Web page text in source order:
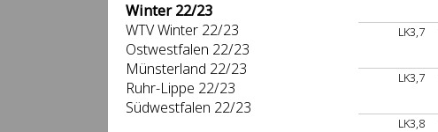
Winter 22/23
WTV Winter 22/23
Ostwestfalen 22/23
Münsterland 22/23
Ruhr-Lippe 22/23
Südwestfalen 22/23
LK3,7
LK3,7
LK3,8